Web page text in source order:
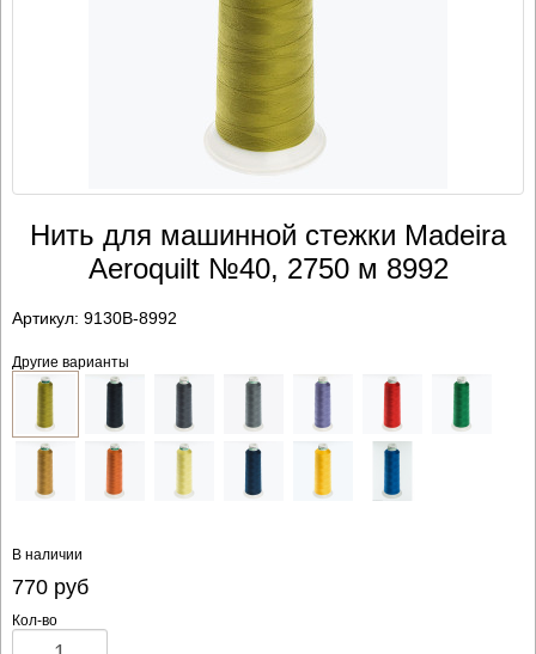
Нить для машинной стежки Madeira
Aeroquilt №40, 2750 м 8992
Артикул: 9130B-8992
Другие варианты
В наличии
770руб
Кол-во